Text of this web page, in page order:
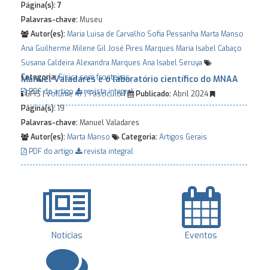
Página(s):7
Palavras-chave:Museu
Autor(es):Maria Luisa de Carvalho Sofia Pessanha Marta Manso
Ana Guilherme Milene GilJosé Pires Marques Maria Isabel Cabaço
Susana Caldeira Alexandra Marques Ana Isabel Seruya
Categoria:Física sem fronteiras
PDF do artigo
revista integral
Manuel Valadares e o laboratório científico do MNAA
GFIS |Volume 47 / Fascículo 1 Publicado:Abril 2024
Página(s):19
Palavras-chave:Manuel Valadares
Autor(es):Marta Manso Categoria:Artigos Gerais
PDF do artigo
revista integral
Notícias Eventos